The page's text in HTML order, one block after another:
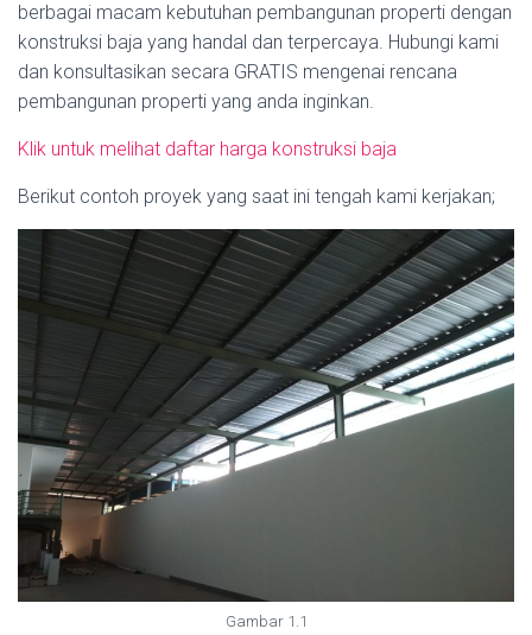
berbagai macam kebutuhan pembangunan properti dengan
konstruksi baja yang handal dan terpercaya. Hubungi kami
dan konsultasikan secara GRATIS mengenai rencana
pembangunan properti yang anda inginkan.
Klik untuk melihat daftar harga konstruksi baja
Berikut contoh proyek yang saat ini tengah kami kerjakan;
Gambar 1.1